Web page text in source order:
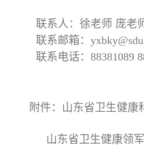
联系人：徐老师 庞老
联系邮箱：
联系电话：88381089
附件：山东省卫生健康
山东省卫生健康领